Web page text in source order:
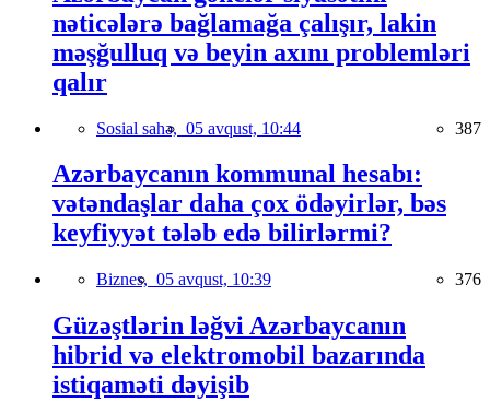
nəticələrə bağlamağa çalışır, lakin
məşğulluq və beyin axını problemləri
qalır
Sosial sahə, 05 avqust, 10:44 387
Azərbaycanın kommunal hesabı:
vətəndaşlar daha çox ödəyirlər, bəs
keyfiyyət tələb edə bilirlərmi?
Biznes, 05 avqust, 10:39 376
Güzəştlərin ləğvi Azərbaycanın
hibrid və elektromobil bazarında
istiqaməti dəyişib